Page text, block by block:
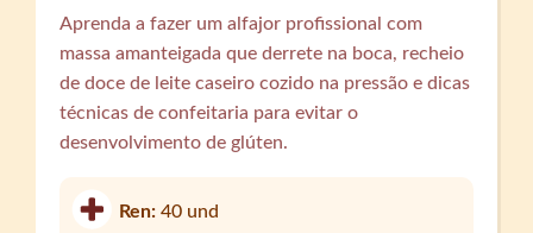
Aprenda a fazer um alfajor profissional com
massa amanteigada que derrete na boca, recheio
de doce de leite caseiro cozido na pressão e dicas
técnicas de confeitaria para evitar o
desenvolvimento de glúten.
Ren:40 und